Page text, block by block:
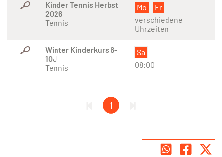
Kinder Tennis Herbst
2026
Tennis
Mo
Fr
verschiedene
Uhrzeiten
Winter Kinderkurs 6-
10J
Tennis
Sa
08:00
1